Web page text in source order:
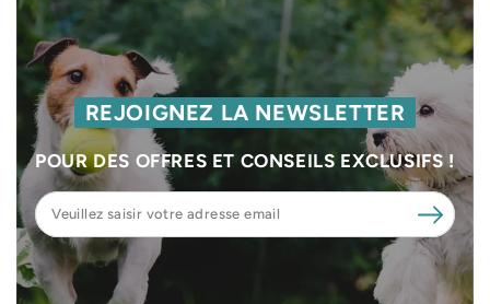
REJOIGNEZ LA NEWSLETTER
POUR DES OFFRES ET CONSEILS EXCLUSIFS !
Veuillez
saisir
votre
adresse